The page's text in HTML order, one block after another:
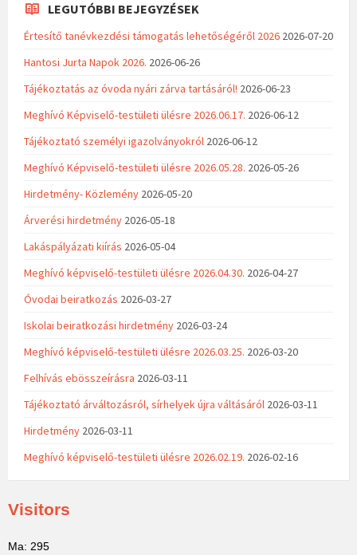
LEGUTÓBBI BEJEGYZÉSEK
Értesítő tanévkezdési támogatás lehetőségéről 2026 2026-07-20
Hantosi Jurta Napok 2026. 2026-06-26
Tájékoztatás az óvoda nyári zárva tartásáról! 2026-06-23
Meghívó Képviselő-testületi ülésre 2026.06.17. 2026-06-12
Tájékoztató személyi igazolványokról 2026-06-12
Meghívó Képviselő-testületi ülésre 2026.05.28. 2026-05-26
Hirdetmény- Közlemény 2026-05-20
Árverési hirdetmény 2026-05-18
Lakáspályázati kiírás 2026-05-04
Meghívó képviselő-testületi ülésre 2026.04.30. 2026-04-27
Óvodai beiratkozás 2026-03-27
Iskolai beiratkozási hirdetmény 2026-03-24
Meghívó képviselő-testületi ülésre 2026.03.25. 2026-03-20
Felhívás ebösszeírásra 2026-03-11
Tájékoztató árváltozásról, sírhelyek újra váltásáról 2026-03-11
Hirdetmény 2026-03-11
Meghívó képviselő-testületi ülésre 2026.02.19. 2026-02-16
Visitors
Ma: 295